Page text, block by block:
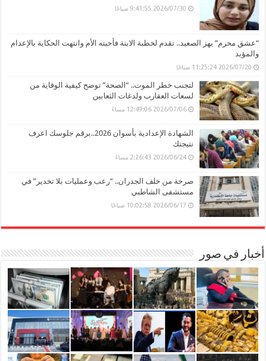
2026/07/30 9:41:55 صباحًا
“عشق محرم” يهز الصعيد.. تقدم لخطبة الابنة فأحبته الأم وانتهت الحكاية بالإعدام
والمؤبد
2026/07/20 11:25:24 صباحًا
لتجنب خطر الموت.. “الصحة” توضح كيفية الوقاية من
لسعات العقارب ولدغات الثعابين
2026/07/06 12:49:06 مساءً
الشهادة الإعدادية بأسوان 2026..برقم جلوسك اعرف
نتيجتك
2026/06/24 2:26:43 مساءً
صرخة من خلف الجدران.. “رعب وعمليات بلا تخدير” في
مستشفى الشاطبي
2026/06/17 10:02:58 صباحًا
أخبار في صور